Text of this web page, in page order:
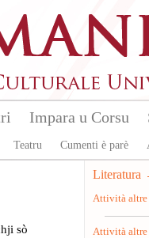
Teatru Cumenti è parè
Impara u Corsu
sò
Literatura
Attività altre
Attività altre